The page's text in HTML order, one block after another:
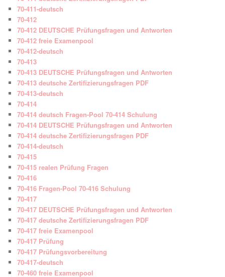
70-411-deutsch
70-412
70-412 DEUTSCHE Prüfungsfragen und Antworten
70-412 freie Examenpool
70-412-deutsch
70-413
70-413 DEUTSCHE Prüfungsfragen und Antworten
70-413 deutsche Zertifizierungsfragen PDF
70-413-deutsch
70-414
70-414 deutsch Fragen-Pool 70-414 Schulung
70-414 DEUTSCHE Prüfungsfragen und Antworten
70-414 deutsche Zertifizierungsfragen PDF
70-414-deutsch
70-415
70-415 realen Prüfung Fragen
70-416
70-416 Fragen-Pool 70-416 Schulung
70-417
70-417 DEUTSCHE Prüfungsfragen und Antworten
70-417 deutsche Zertifizierungsfragen PDF
70-417 freie Examenpool
70-417 Prüfung
70-417 Prüfungsvorbereitung
70-417-deutsch
70-460 freie Examenpool